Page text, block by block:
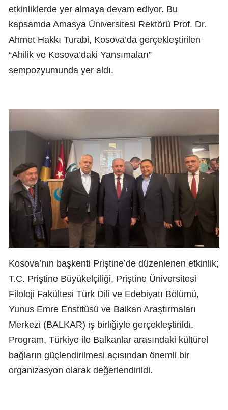
etkinliklerde yer almaya devam ediyor. Bu
kapsamda Amasya Üniversitesi Rektörü Prof. Dr.
Ahmet Hakkı Turabi, Kosova’da gerçekleştirilen
“Ahilik ve Kosova’daki Yansımaları”
sempozyumunda yer aldı.
Kosova’nın başkenti Priştine’de düzenlenen etkinlik;
T.C. Priştine Büyükelçiliği, Priştine Üniversitesi
Filoloji Fakültesi Türk Dili ve Edebiyatı Bölümü,
Yunus Emre Enstitüsü ve Balkan Araştırmaları
Merkezi (BALKAR) iş birliğiyle gerçekleştirildi.
Program, Türkiye ile Balkanlar arasındaki kültürel
bağların güçlendirilmesi açısından önemli bir
organizasyon olarak değerlendirildi.